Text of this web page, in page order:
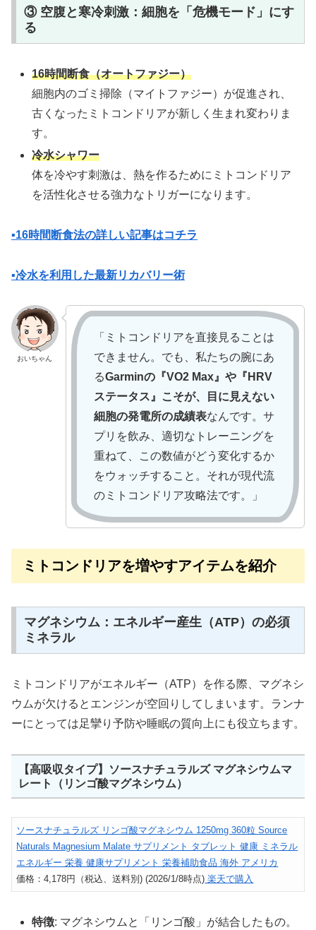
③ 空腹と寒冷刺激：細胞を「危機モード」にす
る
16時間断食（オートファジー）
細胞内のゴミ掃除（マイトファジー）が促進され、
古くなったミトコンドリアが新しく生まれ変わりま
す。
冷水シャワー
体を冷やす刺激は、熱を作るためにミトコンドリア
を活性化させる強力なトリガーになります。
▪️16時間断食法の詳しい記事はコチラ
▪️冷水を利用した最新リカバリー術
おいちゃん
「ミトコンドリアを直接見ることは
できません。でも、私たちの腕にあ
るGarminの『VO2 Max』や『HRV
ステータス』こそが、目に見えない
細胞の発電所の成績表なんです。サ
プリを飲み、適切なトレーニングを
重ねて、この数値がどう変化するか
をウォッチすること。それが現代流
のミトコンドリア攻略法です。」
ミトコンドリアを増やすアイテムを紹介
マグネシウム：エネルギー産生（ATP）の必須
ミネラル
ミトコンドリアがエネルギー（ATP）を作る際、マグネシ
ウムが欠けるとエンジンが空回りしてしまいます。ランナ
ーにとっては足攣り予防や睡眠の質向上にも役立ちます。
【高吸収タイプ】ソースナチュラルズ マグネシウムマ
レート（リンゴ酸マグネシウム）
ソースナチュラルズ リンゴ酸マグネシウム 1250mg 360粒 Source
Naturals Magnesium Malate サプリメント タブレット 健康 ミネラル
エネルギー 栄養 健康サプリメント 栄養補助食品 海外 アメリカ
価格：4,178円（税込、送料別) (2026/1/8時点) 楽天で購入
特徴: マグネシウムと「リンゴ酸」が結合したもの。